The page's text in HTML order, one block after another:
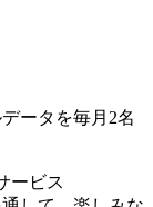
ータを毎月2名
ービス